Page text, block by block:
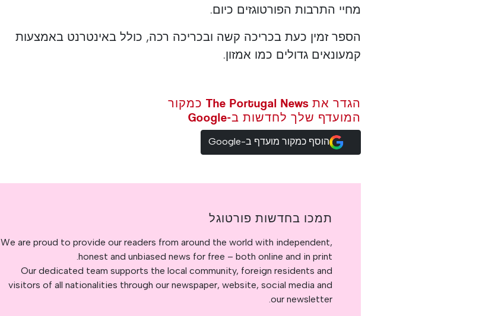
מחיי התרבות הפורטוגזים כיום.
הספר זמין כעת בכריכה קשה ובכריכה רכה, כולל באינטרנט באמצעות
קמעונאים גדולים כמו אמזון.
הגדר את The Portugal News כמקור
המועדף שלך לחדשות ב-Google
הוסף כמקור מועדף ב-Google
תמכו בחדשות פורטוגל
We are proud to provide our readers from around the world with independent,
honest and unbiased news for free – both online and in print.
Our dedicated team supports the local community, foreign residents and
visitors of all nationalities through our newspaper, website, social media and
our newsletter.